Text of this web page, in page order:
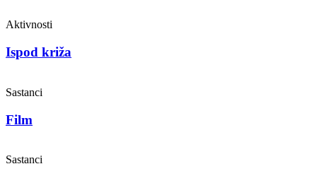
Aktivnosti
Ispod križa
Sastanci
Film
Sastanci